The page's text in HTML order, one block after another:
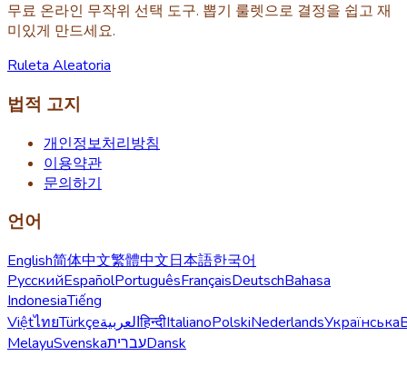
무료 온라인 무작위 선택 도구. 뽑기 룰렛으로 결정을 쉽고 재
미있게 만드세요.
Ruleta Aleatoria
법적 고지
개인정보처리방침
이용약관
문의하기
언어
English简体中文繁體中文日本語한국어
РусскийEspañolPortuguêsFrançaisDeutschBahasa
IndonesiaTiếng
ViệtไทยTürkçeالعربيةहिन्दीItalianoPolskiNederlandsУкраїнська
MelayuSvenskaעבריתDansk